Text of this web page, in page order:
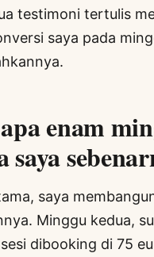
testimoni tertulis
saya pada
enam
saya
saya
Minggu kedua,
dibooking di 75